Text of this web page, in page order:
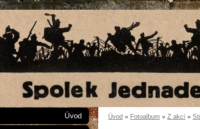
Úvod » Fotoalbum » Z akcí »
Úvod